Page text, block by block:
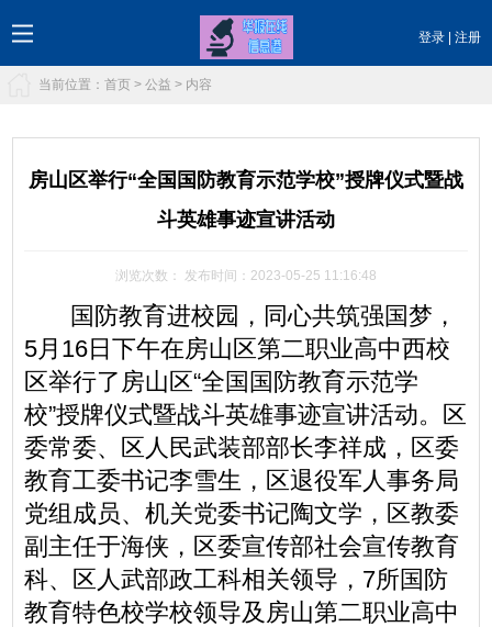
登录 注册
当前位置： 首页 > 公益 > 内容
房山区举行“全国国防教育示范学校”授牌仪式暨战
斗英雄事迹宣讲活动
浏览次数： 发布时间：2023-05-25 11:16:48
国防教育进校园，同心共筑强国梦，
5月16日下午在房山区第二职业高中西校
区举行了房山区“全国国防教育示范学
校”授牌仪式暨战斗英雄事迹宣讲活动。区
委常委、区人民武装部部长李祥成，区委
教育工委书记李雪生，区退役军人事务局
党组成员、机关党委书记陶文学，区教委
副主任于海侠，区委宣传部社会宣传教育
科、区人武部政工科相关领导，7所国防
教育特色校学校领导及房山第二职业高中